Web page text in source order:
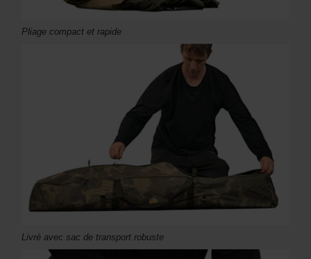
Pliage compact et rapide
Livré avec sac de transport robuste